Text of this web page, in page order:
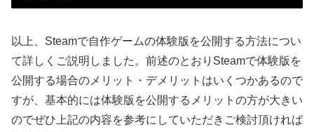
以上、Steamで自作ゲームの体験版を公開する方法につい
て詳しくご説明しました。前述のとおりSteamで体験版を
公開する場合のメリット・デメリットはいくつかあるので
すが、基本的には体験版を公開するメリットの方が大きい
のでぜひ上記の内容を参考にしていただきご検討頂ければ